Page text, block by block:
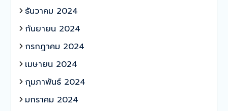
ธันวาคม 2024
กันยายน 2024
กรกฎาคม 2024
เมษายน 2024
กุมภาพันธ์ 2024
มกราคม 2024